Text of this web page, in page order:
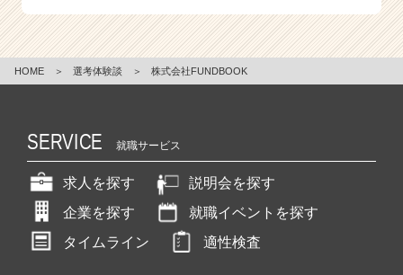
r
r
HOME ＞ 選考体験談 ＞ 株式会社FUNDBOOK
SERVICE 就職サービス
求人を探す
説明会を探す
企業を探す
就職イベントを探す
タイムライン
適性検査